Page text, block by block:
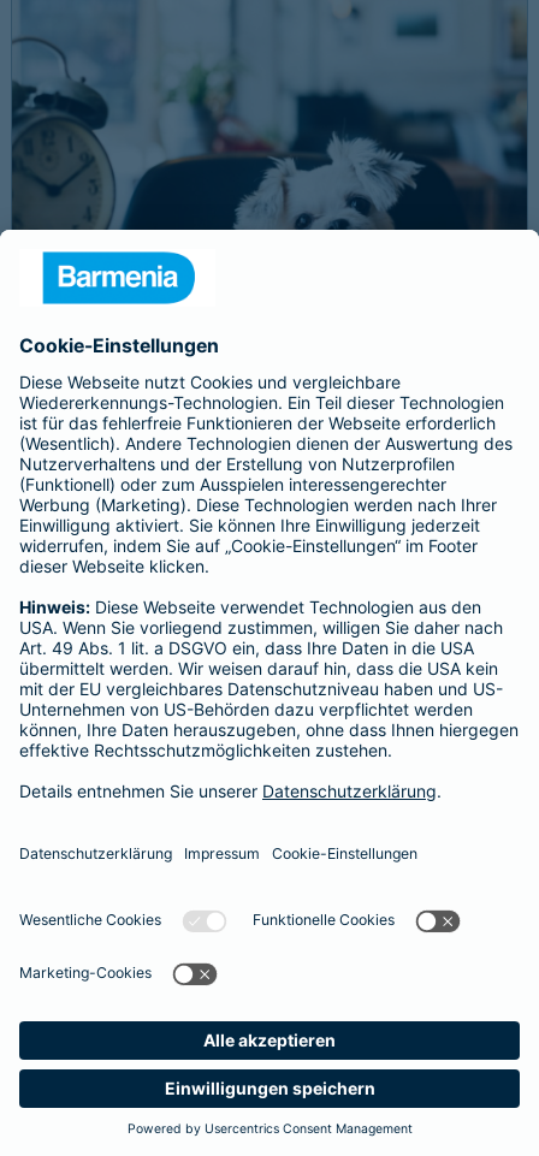
Suche Produkte
Barmenia
Schnelle Notfallversorgung bei Ernstfällen
gewährleisten
Der Dackel Balu macht für Leckerlies alles. Beim Gassigehen
frisst er leider eine mit Rasierklingen gespickte Wurst. Die
Notfalls nimmt der Tierarzt den 4-fachen GOT-Satz und Balus
Besitzer muss eine vierstellige Rechnung begleichen. Der
Basis-Schutz der Barmenia erstattet dieNotfallversorgung
im tierärztlichen Notdienstkomplett - ohne eine Begrenzung
der Jahreshöchstleistung für Operationen.